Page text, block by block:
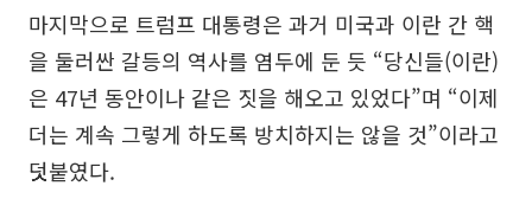
마지막으로 트럼프 대통령은 과거 미국과 이란 간 핵
을 둘러싼 갈등의 역사를 염두에 둔 듯 “당신들(이란)
은 47년 동안이나 같은 짓을 해오고 있었다”며 “이제
더는 계속 그렇게 하도록 방치하지는 않을 것”이라고
덧붙였다.